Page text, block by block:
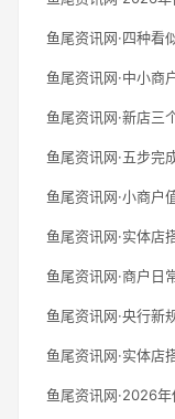
鱼尾资讯网·四种看
鱼尾资讯网·中小商
鱼尾资讯网·新店三
鱼尾资讯网·五步完
鱼尾资讯网·小商户
鱼尾资讯网·实体店
鱼尾资讯网·商户日
鱼尾资讯网·央行新
鱼尾资讯网·实体店
鱼尾资讯网·2026